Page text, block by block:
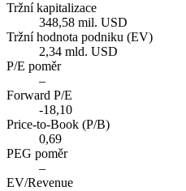
Tržní kapitalizace
348,58 mil. USD
Tržní hodnota podniku (EV)
2,34 mld. USD
P/E poměr
–
Forward P/E
-18,10
Price-to-Book (P/B)
0,69
PEG poměr
–
EV/Revenue